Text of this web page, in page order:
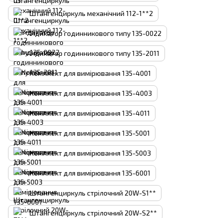
Штангенциркуль механічний 112-1**2
Індикатор годинникового типу 135-0022
Індикатор годинникового типу 135-2011
Комплект для вимірювання 135-4001
Комплект для вимірювання 135-4003
Комплект для вимірювання 135-4011
Комплект для вимірювання 135-5001
Комплект для вимірювання 135-5003
Комплект для вимірювання 135-6001
Штангенциркуль стрілочний 20W-S1**
Штангенциркуль стрілочний 20W-S2**